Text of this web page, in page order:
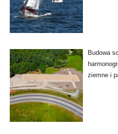
Budowa
ziemne i